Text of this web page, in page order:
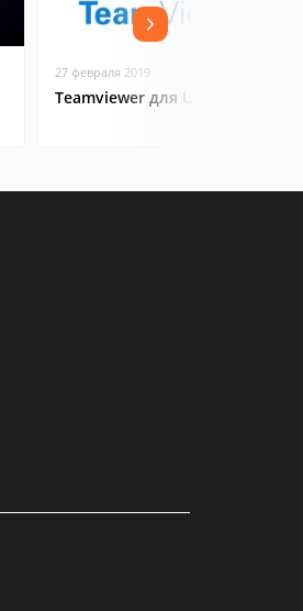
27 февраля 2019
Teamviewer для Ubuntu